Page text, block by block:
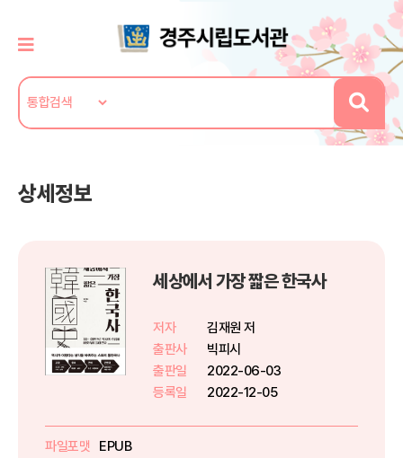
상세정보
세상에서 가장 짧은 한국사
저자
김재원 저
출판사
빅피시
출판일
2022-06-03
등록일
2022-12-05
파일포맷
EPUB